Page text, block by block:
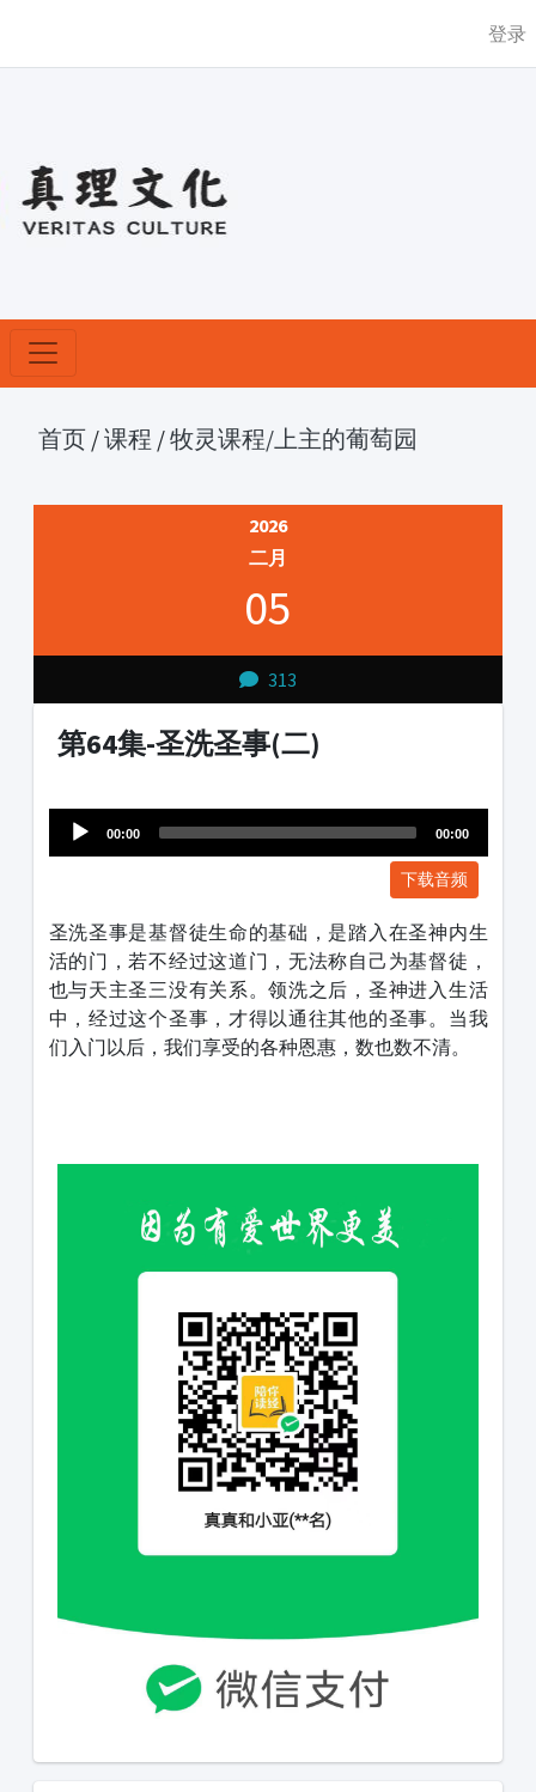
登录
首页 /课程 /牧灵课程/上主的葡萄园
2026
二月
05
313
第64集-圣洗圣事(二)
Player
00:00 00:00
下载音频
圣洗圣事是基督徒生命的基础，是踏入在圣神内生
活的门，若不经过这道门，无法称自己为基督徒，
也与天主圣三没有关系。领洗之后，圣神进入生活
中，经过这个圣事，才得以通往其他的圣事。当我
们入门以后，我们享受的各种恩惠，数也数不清。